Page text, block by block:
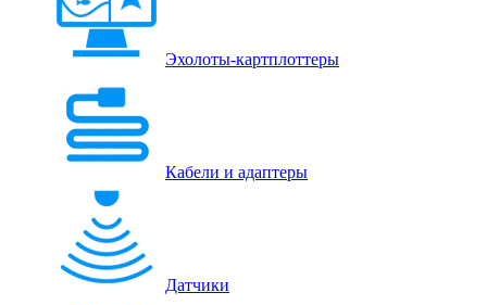
Эхолоты-картплоттеры
Кабели и адаптеры
Датчики